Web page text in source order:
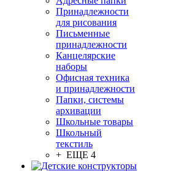
Принадлежности
для рисования
Письменные
принадлежности
Канцелярские
наборы
Офисная техника
и принадлежности
Папки, системы
архивации
Школьные товары
Школьный
текстиль
+ ЕЩЕ 4